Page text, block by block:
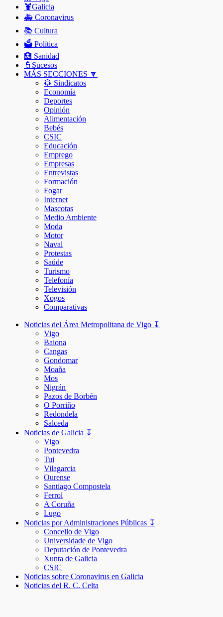
🦞️Galicia
🚑 Coronavirus
📚 Cultura
🗳️ Política
🏥 Sanidad
👮Sucesos
MÁS SECCIONES 🔽
👷 Sindicatos
Economía
Deportes
Opinión
Alimentación
Bebés
CSIC
Educación
Emprego
Empresas
Entrevistas
Formación
Fogar
Internet
Mascotas
Medio Ambiente
Moda
Motor
Naval
Protestas
Saúde
Turismo
Telefonía
Televisión
Xogos
Comparativas
Noticias del Área Metropolitana de Vigo ↧
Vigo
Baiona
Cangas
Gondomar
Moaña
Mos
Nigrán
Pazos de Borbén
O Porriño
Redondela
Salceda
Noticias de Galicia ↧
Vigo
Pontevedra
Tui
Vilagarcia
Ourense
Santiago Compostela
Ferrol
A Coruña
Lugo
Noticias por Administraciones Públicas ↧
Concello de Vigo
Universidade de Vigo
Deputación de Pontevedra
Xunta de Galicia
CSIC
Noticias sobre Coronavirus en Galicia
Noticias del R. C. Celta